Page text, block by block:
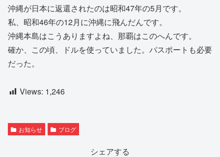
沖縄が日本に返還されたのは昭和47年の5月です。
私、昭和46年の12月に沖縄に飛んだんです。
沖縄本島はこうありますよね、那覇はこのへんです。
確か、この頃、ドルを使っていました。パスポートも必要
だった。
Views: 1,246
お知らせ ブログ
シェアする